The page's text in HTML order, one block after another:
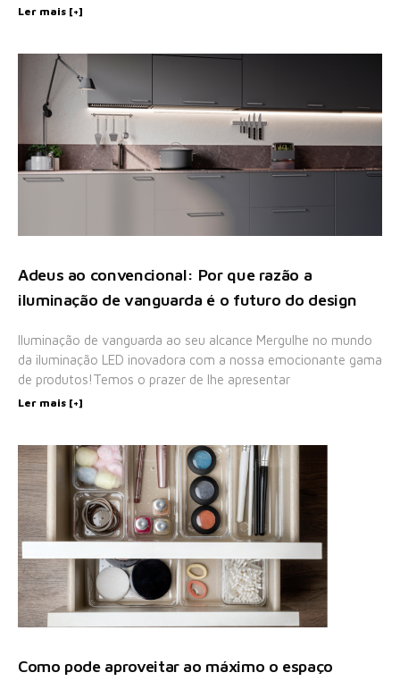
Ler mais [+]
Adeus ao convencional: Por que razão a
iluminação de vanguarda é o futuro do design
Iluminação de vanguarda ao seu alcance Mergulhe no mundo
da iluminação LED inovadora com a nossa emocionante gama
de produtos!Temos o prazer de lhe apresentar
Ler mais [+]
Como pode aproveitar ao máximo o espaço